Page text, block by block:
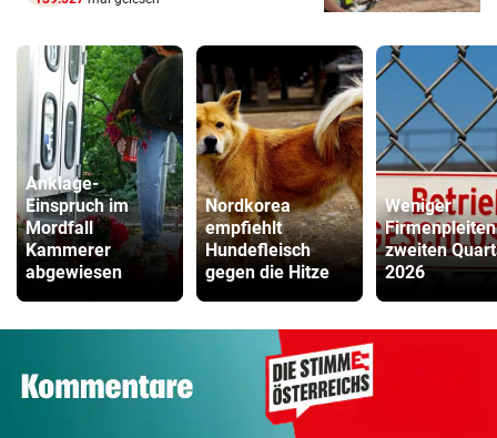
Anklage-
Einspruch im
Mordfall
Kammerer
abgewiesen
Nordkorea
empfiehlt
Hundefleisch
gegen die Hitze
Weniger
zweiten
2026